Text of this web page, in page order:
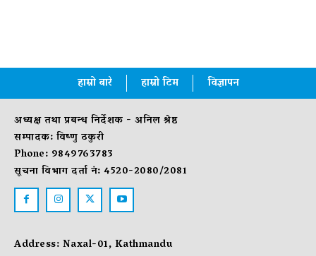
हाम्रो बारे हाम्रो टिम विज्ञापन
अध्यक्ष तथा प्रबन्ध निर्देशक - अनिल श्रेष्ठ
सम्पादक: विष्णु ठकुरी
Phone: 9849763783
सूचना विभाग दर्ता नं: 4520-2080/2081
Address: Naxal-01, Kathmandu